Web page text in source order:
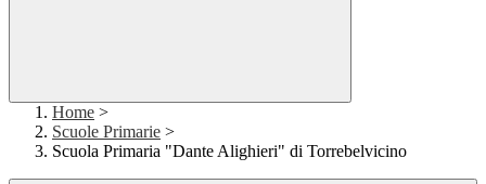
Home >
Scuole Primarie >
Scuola Primaria "Dante Alighieri" di Torrebelvicino